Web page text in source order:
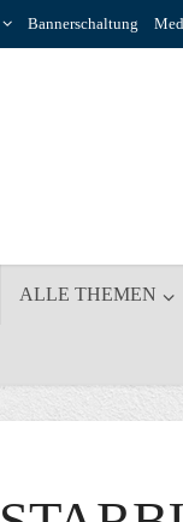
Bannerschaltung
ALLE THEMEN